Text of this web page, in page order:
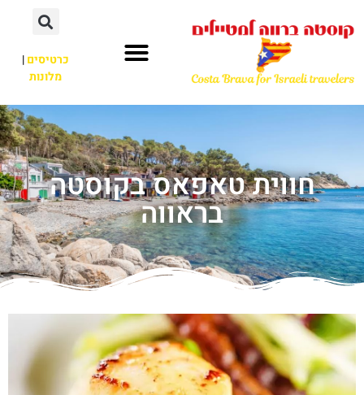
כרטיסים|
מלונות
חווית טאפאס בקוסטה
בראווה